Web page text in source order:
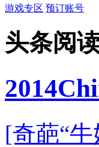
游戏专区 预订账号
头条阅
[奇葩“